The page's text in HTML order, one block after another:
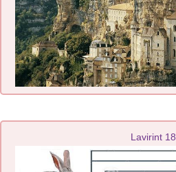
Lavirint 18.